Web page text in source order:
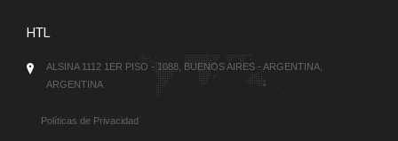
HTL
ALSINA 1112 1ER PISO - 1088, BUENOS AIRES - ARGENTINA,
ARGENTINA
Políticas de Privacidad